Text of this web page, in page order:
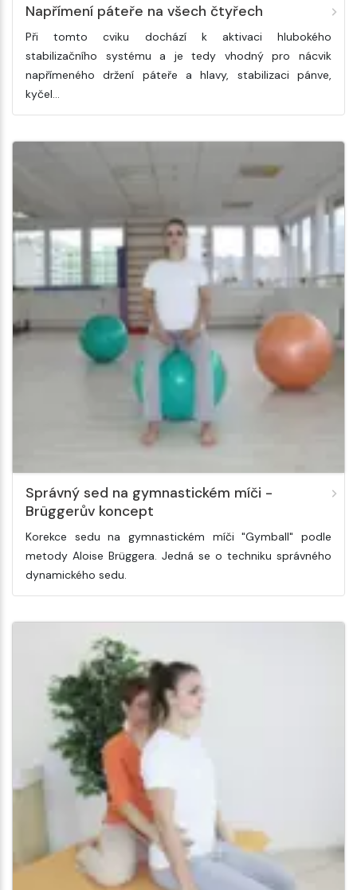
Napřímení páteře na všech čtyřech
Při tomto cviku dochází k aktivaci hlubokého
stabilizačního systému a je tedy vhodný pro nácvik
napřímeného držení páteře a hlavy, stabilizaci pánve,
kyčel…
Správný sed na gymnastickém míči -
Brüggerův koncept
Korekce sedu na gymnastickém míči "Gymball" podle
metody Aloise Brüggera. Jedná se o techniku správného
dynamického sedu.